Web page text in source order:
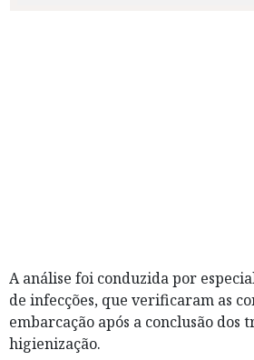
A análise foi conduzida por
de infecções, que verificaram as
embarcação após a conclusão dos
higienização.